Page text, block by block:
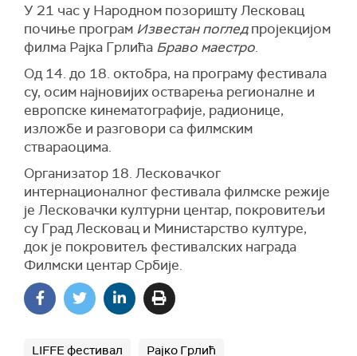
У 21 час у Народном позоришту Лесковац
почиње програм Известан погледпројекцијом
филма Рајка Грлића Браво маестро.
Од 14. до 18. октобра, на програму фестивала
су, осим најновијих остварења регионалне и
европске кинематографије, радионице,
изложбе и разговори са филмским
ствараоцима.
Организатор 18. Лесковачког
интернационалног фестивала филмске режије
је Лесковачки културни центар, покровитељи
су Град Лесковац и Министарство културе,
док је покровитељ фестивалских награда
Филмски центар Србије.
LIFFE фестивал Рајко Грлић